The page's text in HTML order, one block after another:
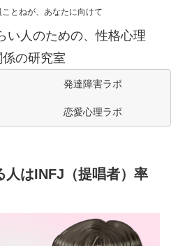
とねが、あなたに向けて
い人のための、性格心理
係の研究室
発達障害ラボ
恋愛心理ラボ
人はINFJ（提唱者）率